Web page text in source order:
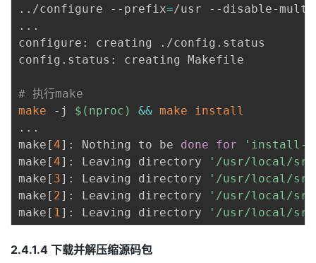
.. /configure --prefix=
.. .
configure: creating ./config.status
config.status: creating Makefile
# 执行make
make -j $( nproc ) && make
install
.. .
make [4] : Nothing to be done for
'install-
make [4] : Leaving directory
'/usr/local/
make [ 3] : Leaving directory
'/usr/local/
make [ 2] : Leaving directory
'/usr/local/
make [ 1] : Leaving directory '/usr/local/
2.4.1.4 下载并解压缩源码包